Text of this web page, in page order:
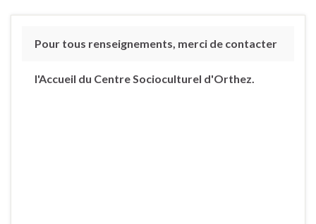
Pour tous renseignements, merci de contacter
l'Accueil du Centre Socioculturel d'Orthez.